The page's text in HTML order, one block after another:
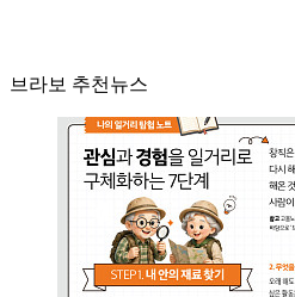
브라보 추천뉴스